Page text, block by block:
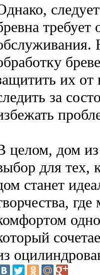
требует
их от
за
целом, дом
для тех,
станет